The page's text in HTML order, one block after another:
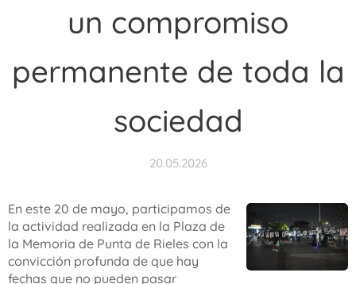
un compromiso
permanente de toda la
sociedad
20.05.2026
En este 20 de mayo, participamos de
la actividad realizada en la Plaza de
la Memoria de Punta de Rieles con la
convicción profunda de que hay
fechas que no pueden pasar